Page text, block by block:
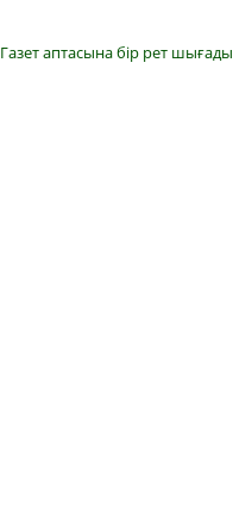
Газет аптасына бір рет шығады